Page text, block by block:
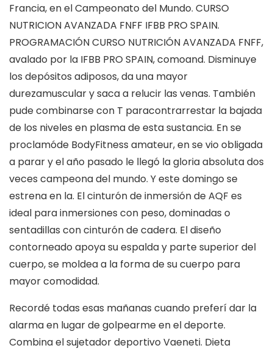
Francia, en el Campeonato del Mundo. CURSO
NUTRICION AVANZADA FNFF IFBB PRO SPAIN.
PROGRAMACIÓN CURSO NUTRICIÓN AVANZADA FNFF,
avalado por la IFBB PRO SPAIN, comoand. Disminuye
los depósitos adiposos, da una mayor
durezamuscular y saca a relucir las venas. También
pude combinarse con T paracontrarrestar la bajada
de los niveles en plasma de esta sustancia. En se
proclamóde BodyFitness amateur, en se vio obligada
a parar y el año pasado le llegó la gloria absoluta dos
veces campeona del mundo. Y este domingo se
estrena en la. El cinturón de inmersión de AQF es
ideal para inmersiones con peso, dominadas o
sentadillas con cinturón de cadera. El diseño
contorneado apoya su espalda y parte superior del
cuerpo, se moldea a la forma de su cuerpo para
mayor comodidad.
Recordé todas esas mañanas cuando preferí dar la
alarma en lugar de golpearme en el deporte.
Combina el sujetador deportivo Vaeneti. Dieta